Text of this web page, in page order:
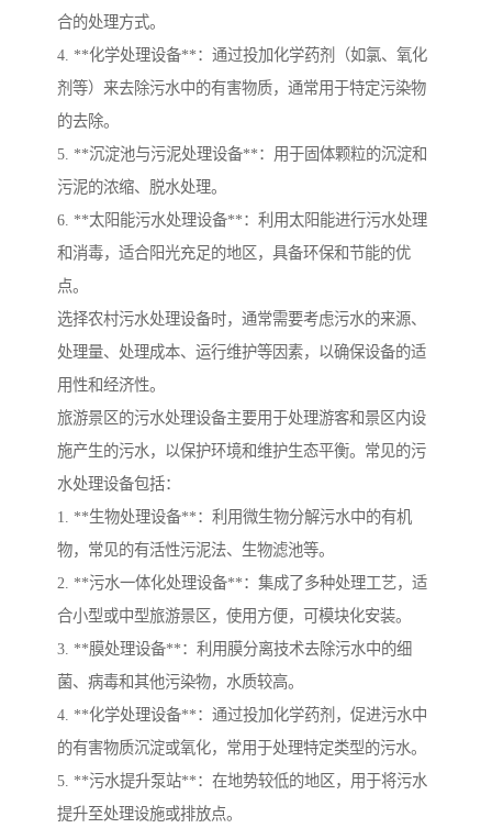
合的处理方式。
4. **化学处理设备**：通过投加化学药剂（如氯、氧化
剂等）来去除污水中的有害物质，通常用于特定污染物
的去除。
5. **沉淀池与污泥处理设备**：用于固体颗粒的沉淀和
污泥的浓缩、脱水处理。
6. **太阳能污水处理设备**：利用太阳能进行污水处理
和消毒，适合阳光充足的地区，具备环保和节能的优
点。
选择农村污水处理设备时，通常需要考虑污水的来源、
处理量、处理成本、运行维护等因素，以确保设备的适
用性和经济性。
旅游景区的污水处理设备主要用于处理游客和景区内设
施产生的污水，以保护环境和维护生态平衡。常见的污
水处理设备包括：
1. **生物处理设备**：利用微生物分解污水中的有机
物，常见的有活性污泥法、生物滤池等。
2. **污水一体化处理设备**：集成了多种处理工艺，适
合小型或中型旅游景区，使用方便，可模块化安装。
3. **膜处理设备**：利用膜分离技术去除污水中的细
菌、病毒和其他污染物，水质较高。
4. **化学处理设备**：通过投加化学药剂，促进污水中
的有害物质沉淀或氧化，常用于处理特定类型的污水。
5. **污水提升泵站**：在地势较低的地区，用于将污水
提升至处理设施或排放点。